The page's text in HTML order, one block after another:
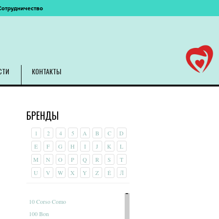
КОНТАКТЫ
БРЕНДЫ
1 2 4 5 A B C
D
E
F G H I J K
L
M
N O P Q R S
T
U
V W X Y Z É Л
10 Corso Como
100 Bon